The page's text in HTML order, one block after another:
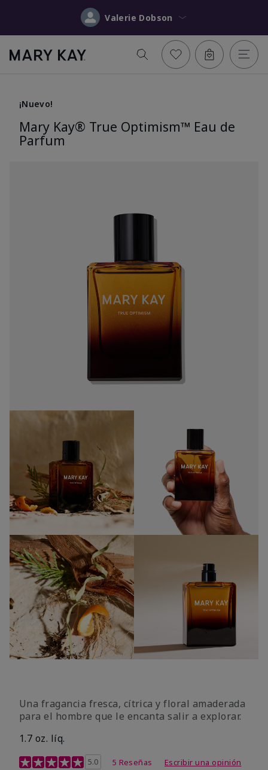
Valerie Dobson
¡Nuevo!
Mary Kay® True Optimism™ Eau de
Parfum
Una fragancia fresca, cítrica y floral amaderada
para el hombre que le encanta salir a explorar.
1.7 oz. líq.
Calificación de clientes de 3,4 de 5
5.0 5 Reseñas Escribir una opinión